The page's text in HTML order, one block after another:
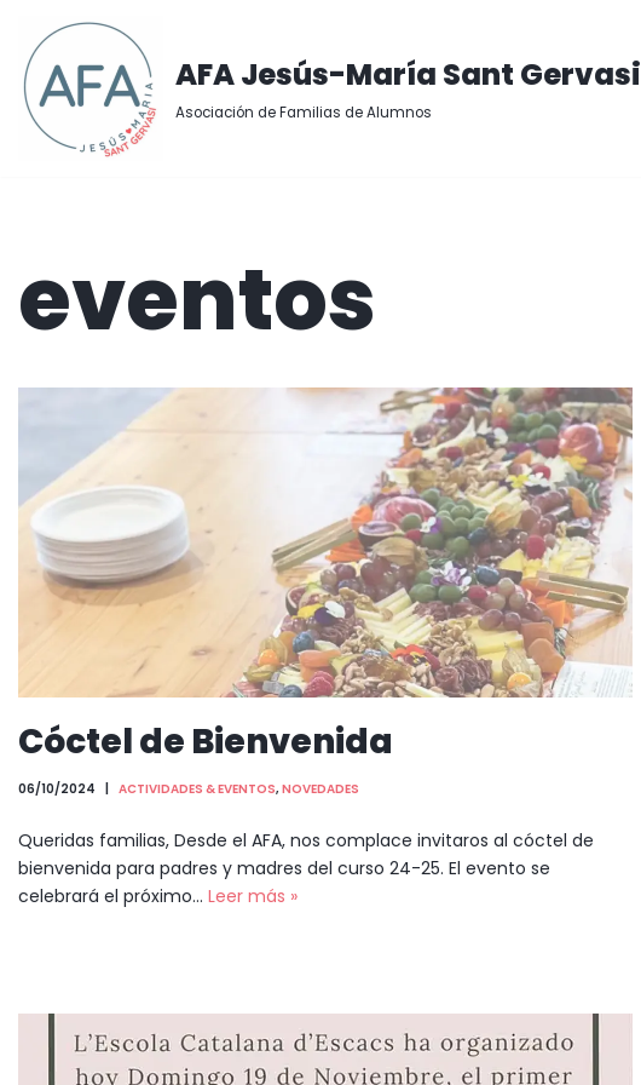
Saltar
al
contenido
AFA Jesús-María Sant Gervasi
Asociación de Familias de Alumnos
eventos
Cóctel de Bienvenida
06/10/2024 ACTIVIDADES & EVENTOS, NOVEDADES
Queridas familias, Desde el AFA, nos complace invitaros al cóctel de
bienvenida para padres y madres del curso 24-25. El evento se
celebrará el próximo… Leer más »